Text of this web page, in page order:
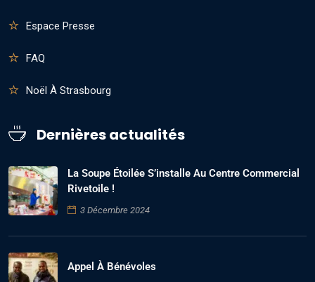
Espace Presse
FAQ
Noël À Strasbourg
Dernières actualités
La Soupe Étoilée S’installe Au Centre Commercial
Rivetoile !
3 Décembre 2024
Appel À Bénévoles